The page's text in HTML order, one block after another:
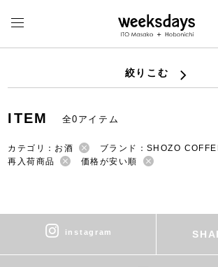
絞りこむ
ITEM 全0アイテム
カテゴリ：お酒
ブランド：SHOZO
再入荷商品
価格が安い順
instagram